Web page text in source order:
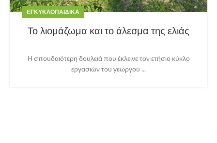
ΕΓΚΥΚΛΟΠΑΙΔΙΚΆ
Το λιομάζωμα και το άλεσμα της ελιάς
Η σπουδαιότερη δουλειά που έκλεινε τον ετήσιο κύκλο
εργασιών του γεωργού ...